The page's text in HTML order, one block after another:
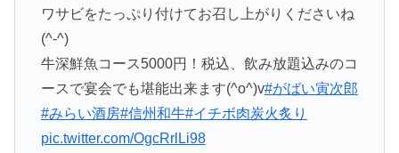
ワサビをたっぷり付けてお召し上がりくださいね
(^-^)
牛深鮮魚コース5000円！税込、飲み放題込みのコ
ースで宴会でも堪能出来ます(^o^)v#がばい寅次郎
#みらい酒房#信州和牛#イチボ肉炭火炙り
pic.twitter.com/OgcRrlLi98